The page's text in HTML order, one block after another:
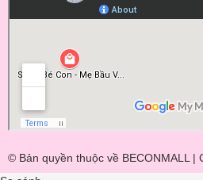
© Bản quyền thuộc về BECONMALL |